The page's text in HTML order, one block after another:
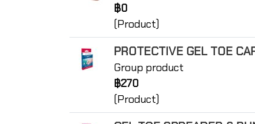
฿0
(Product)
PROTECTIVE GEL TOE
Group product
฿270
(Product)